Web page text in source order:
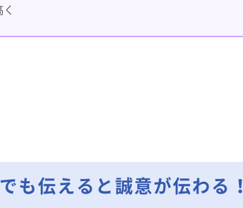
も伝えると誠意が伝わる！